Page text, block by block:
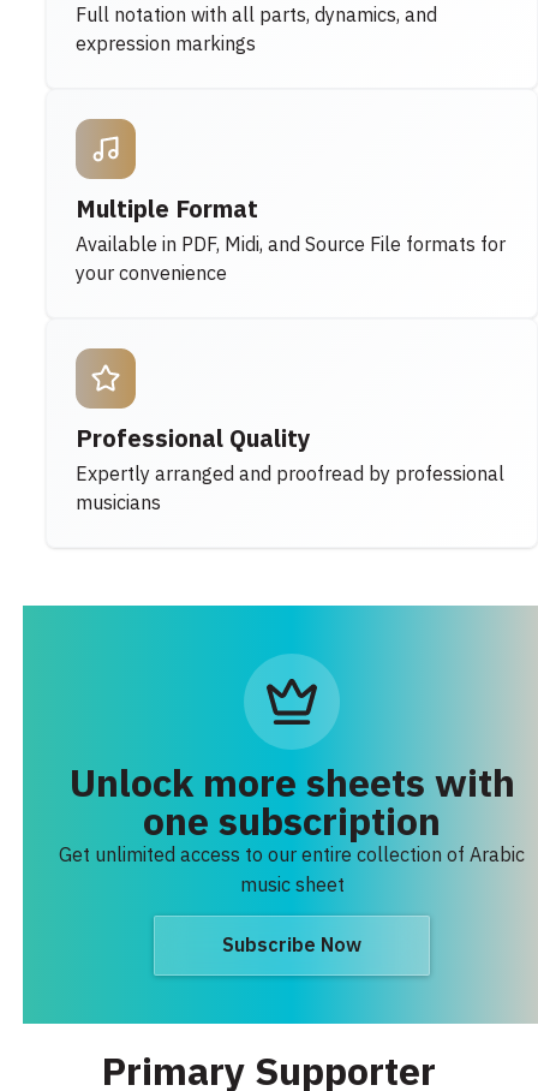
Full notation with all parts, dynamics, and
expression markings
Multiple Format
Available in PDF, Midi, and Source File formats for
your convenience
Professional Quality
Expertly arranged and proofread by professional
musicians
Unlock more sheets with
one subscription
Get unlimited access to our entire collection of Arabic
music sheet
Subscribe Now
Primary Supporter